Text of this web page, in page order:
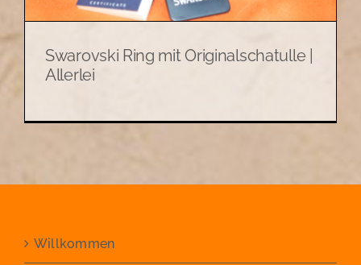
Swarovski Ring mit Originalschatulle |
Allerlei
Willkommen